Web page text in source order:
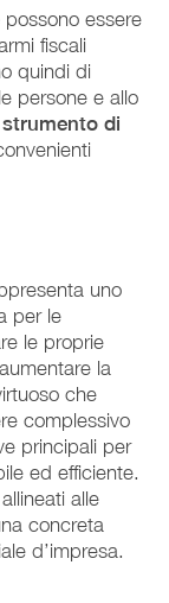
essere
fiscali
quindi di
persone e allo
strumento di
uno
per le
le proprie
la
che
complessivo
principali per
ed efficiente.
alle
concreta
d’impresa.